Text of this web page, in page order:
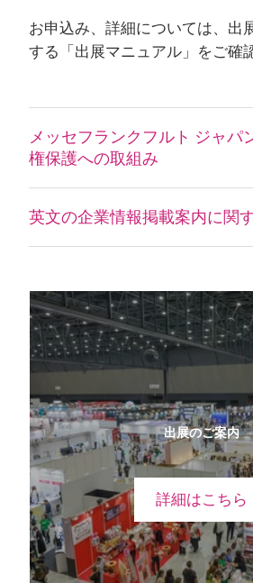
お申込み、詳細については、出
する「出展マニュアル」をご確
メッセフランクフルト ジャパ
権保護への取組み
英文の企業情報掲載案内に関
出展のご案内
詳細はこちら